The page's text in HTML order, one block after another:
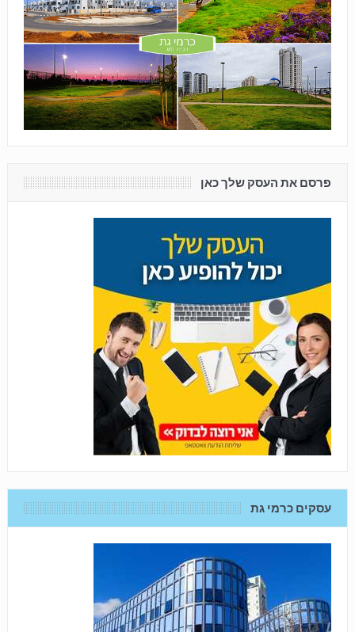
פרסם את העסק שלך כאן
עסקים כרמי גת